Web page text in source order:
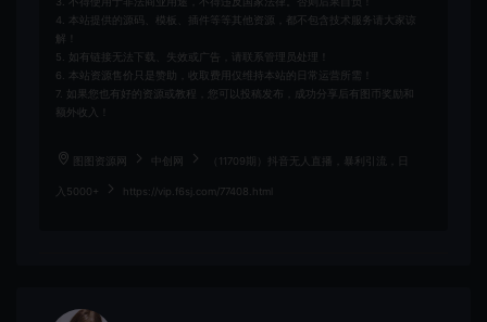
4. 本站提供的源码、模板、插件等等其他资源，都不包含技术服务请大家谅
解！
5. 如有链接无法下载、失效或广告，请联系管理员处理！
6. 本站资源售价只是赞助，收取费用仅维持本站的日常运营所需！
7. 如果您也有好的资源或教程，您可以投稿发布，成功分享后有图币奖励和
额外收入！
图图资源网 中创网 （11709期）抖音无人直播，暴利引流，日
入5000+ https://vip.f6sj.com/77408.html